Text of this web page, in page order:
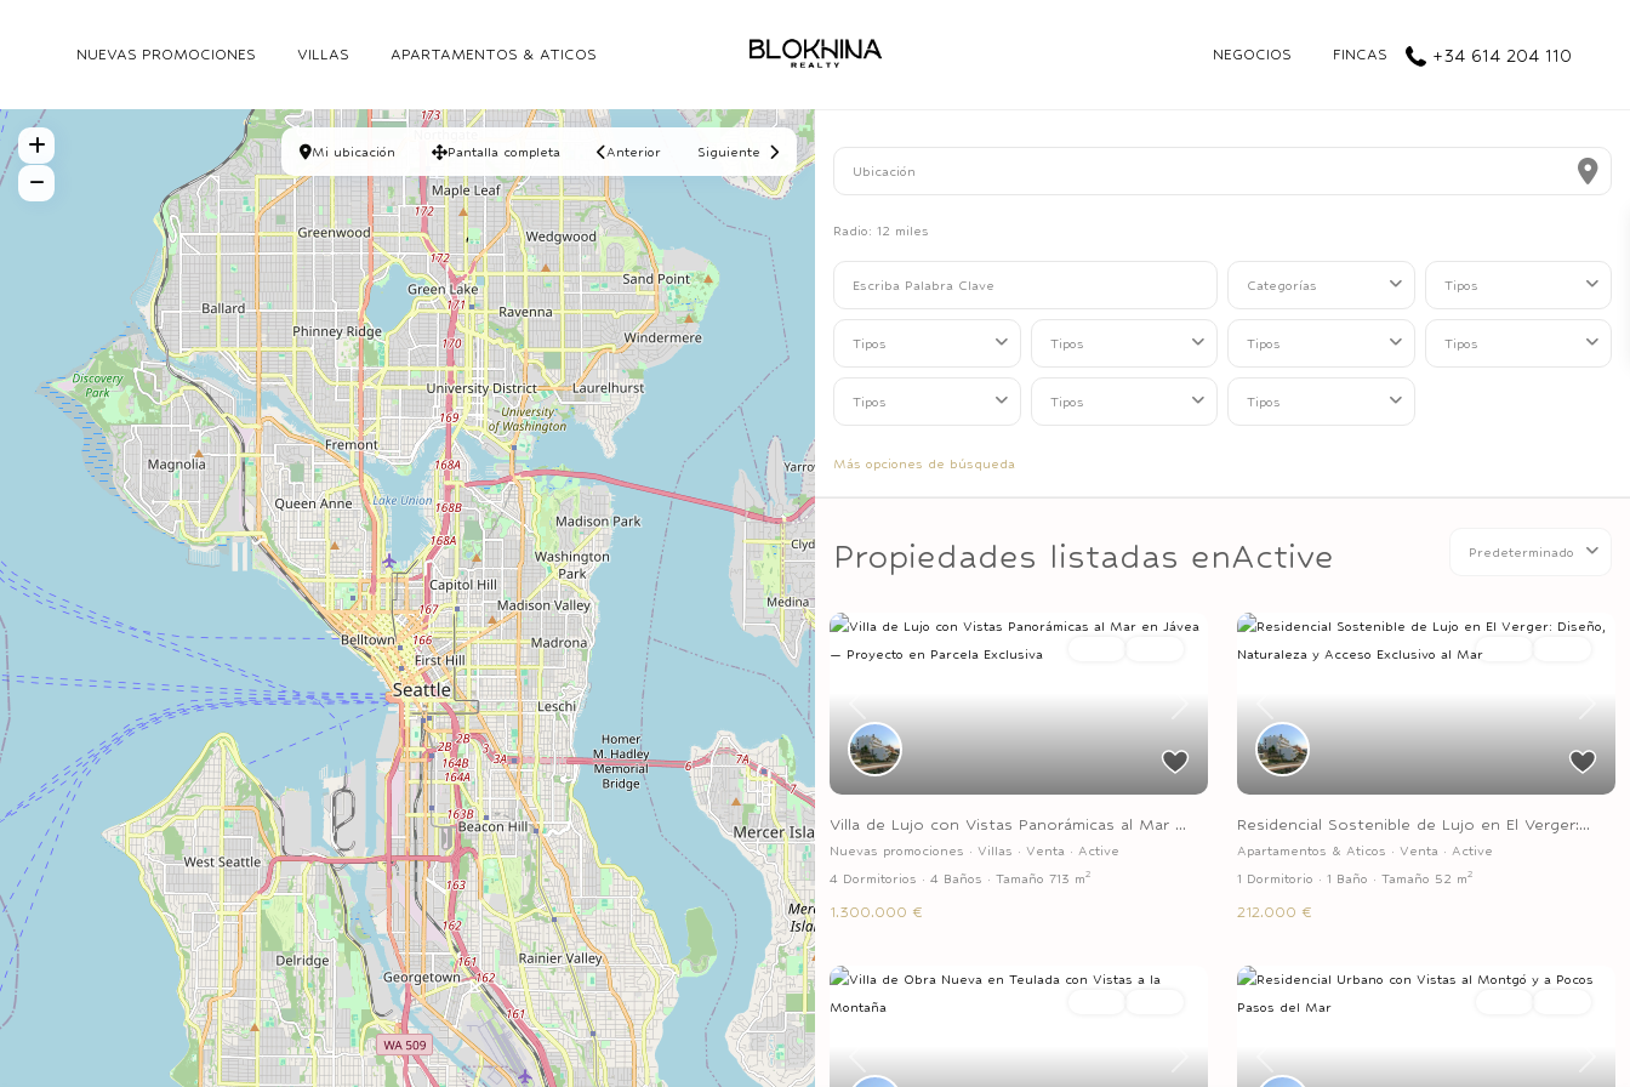
NUEVAS PROMOCIONES VILLAS APARTAMENTOS & ATICOS NEGOCIOS FINCAS +34 614 204 110
Mi ubicación Pantalla completa Anterior Siguiente
Radio: 12 miles
Categorías Tipos
Tipos Tipos Tipos Tipos
Tipos Tipos Tipos
Más opciones de búsqueda
Predeterminado
Propiedades listadas enActive
Villa de Lujo con Vistas Panorámicas al Mar ...
Nuevas promociones · Villas · Venta · Active
4 Dormitorios · 4 Baños · Tamaño 713 m2
1.300.000 €
Residencial Sostenible de Lujo en El Verger:...
Apartamentos & Aticos · Venta · Active
1 Dormitorio · 1 Baño · Tamaño 52 m2
212.000 €